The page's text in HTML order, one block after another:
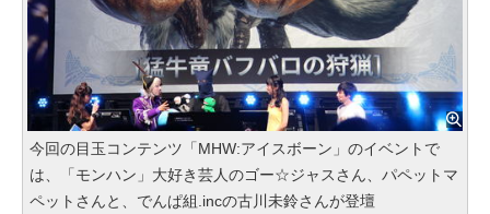
今回の目玉コンテンツ「MHW:アイスボーン」のイベントで
は、「モンハン」大好き芸人のゴー☆ジャスさん、パペットマ
ペットさんと、でんぱ組.incの古川未鈴さんが登壇